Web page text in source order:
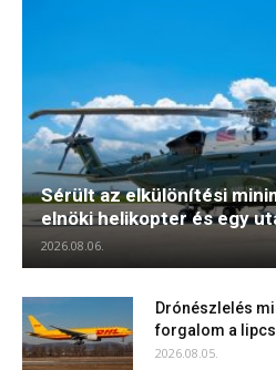
Sérült az elkülönítési
elnöki helikopter és egy
2026.08.06.
Drónészlelés
forgalom a
2026.08.05.